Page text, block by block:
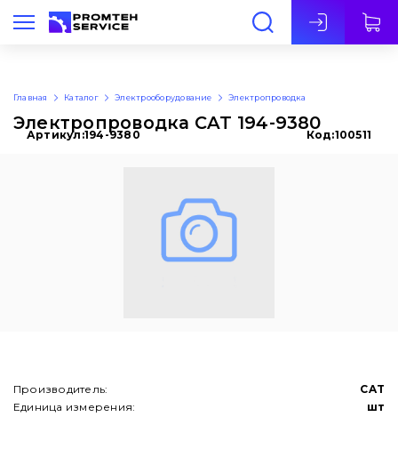
Рус
Главная Каталог Электрооборудование Электропроводка
Электропроводка CAT 194-9380
Артикул:194-9380 Код:100511
Производитель:
CAT
Единица измерения:
шт